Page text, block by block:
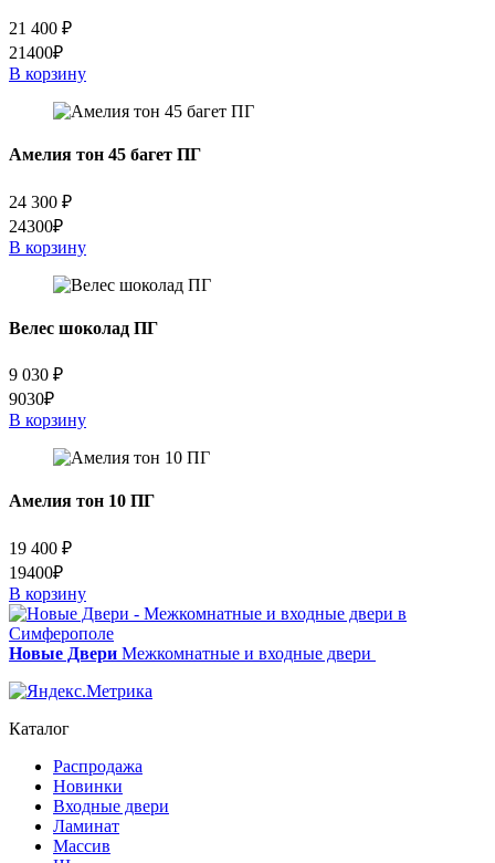
21 400 ₽
21400₽
В корзину
Амелия тон 45 багет ПГ
24 300 ₽
24300₽
В корзину
Велес шоколад ПГ
9 030 ₽
9030₽
В корзину
Амелия тон 10 ПГ
19 400 ₽
19400₽
В корзину
Новые Двери Межкомнатные и входные двери
Каталог
Распродажа
Новинки
Входные двери
Ламинат
Массив